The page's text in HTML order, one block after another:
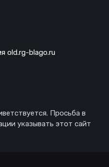
old.rg-blago.ru
Просьба в
указывать этот сайт